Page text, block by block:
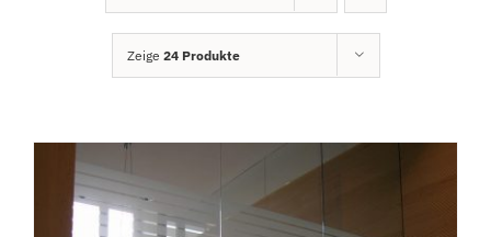
Zeige 24 Produkte